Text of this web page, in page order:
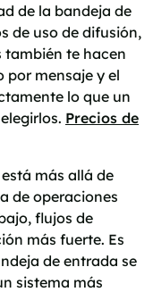
de la bandeja de
de uso de difusión,
te hacen
por mensaje y el
lo que un
Precios de
más allá de
de operaciones
flujos de
más fuerte. Es
de entrada se
sistema más